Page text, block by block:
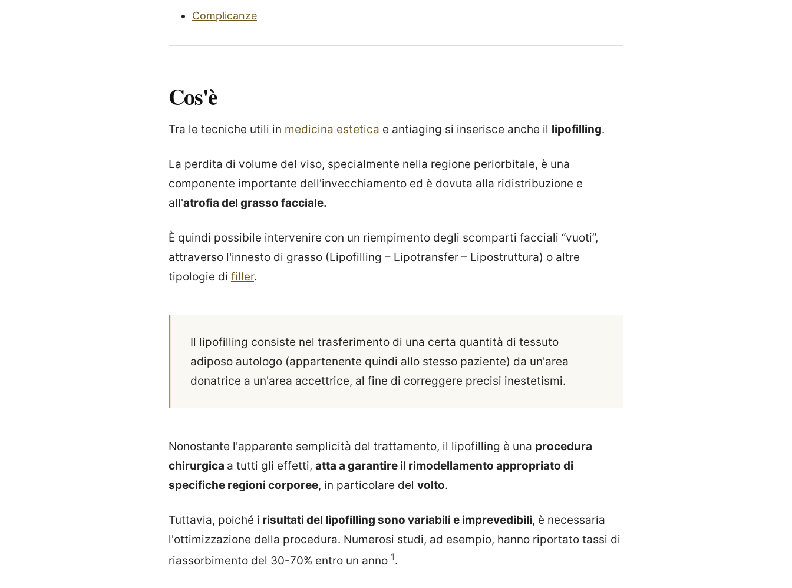
Complicanze
Cos'è
Tra le tecniche utili in medicina estetica e antiaging si inserisce anche il lipofilling.
La perdita di volume del viso, specialmente nella regione periorbitale, è una
componente importante dell'invecchiamento ed è dovuta alla ridistribuzione e
all'atrofia del grasso facciale.
È quindi possibile intervenire con un riempimento degli scomparti facciali “vuoti”,
attraverso l'innesto di grasso (Lipofilling – Lipotransfer – Lipostruttura) o altre
tipologie di filler.
Il lipofilling consiste nel trasferimento di una certa quantità di tessuto
adiposo autologo (appartenente quindi allo stesso paziente) da un'area
donatrice a un'area accettrice, al fine di correggere precisi inestetismi.
Nonostante l'apparente semplicità del trattamento, il lipofilling è una procedura
chirurgica a tutti gli effetti, atta a garantire il rimodellamento appropriato di
specifiche regioni corporee, in particolare del volto.
Tuttavia, poiché i risultati del lipofilling sono variabili e imprevedibili, è necessaria
l'ottimizzazione della procedura. Numerosi studi, ad esempio, hanno riportato tassi di
riassorbimento del 30-70% entro un anno 1.